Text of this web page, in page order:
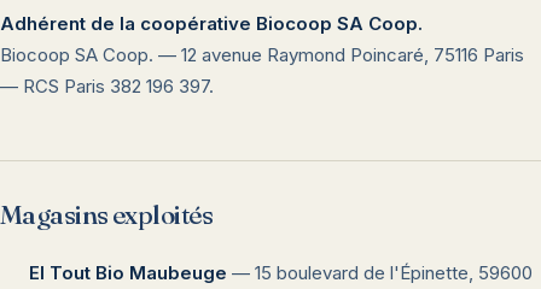
Adhérent de la coopérative Biocoop SA Coop.
Biocoop SA Coop. — 12 avenue Raymond Poincaré, 75116 Paris
— RCS Paris 382 196 397.
Magasins exploités
El Tout Bio Maubeuge — 15 boulevard de l'Épinette, 59600